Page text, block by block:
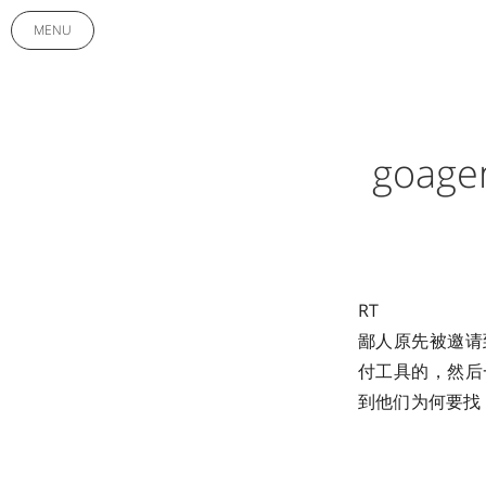
MENU
RT
鄙人原先被邀
付工具的，然
到他们为何要找